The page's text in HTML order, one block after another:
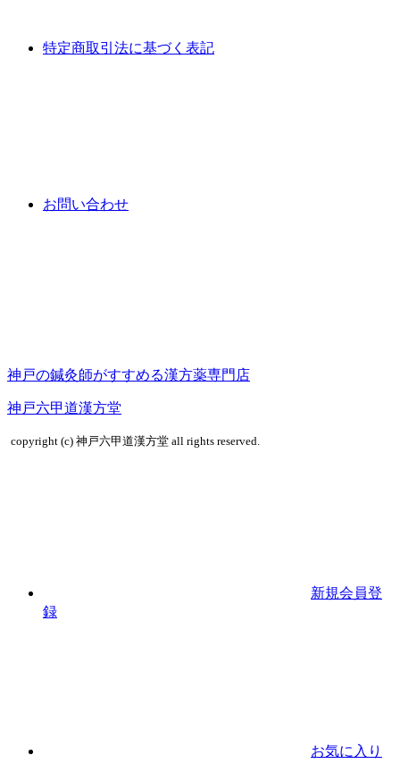
特定商取引法に基づく表記
お問い合わせ
神戸の鍼灸師がすすめる漢方薬専門店
神戸六甲道漢方堂
copyright (c) 神戸六甲道漢方堂 all rights reserved.
新規会員登
録
お気に入り